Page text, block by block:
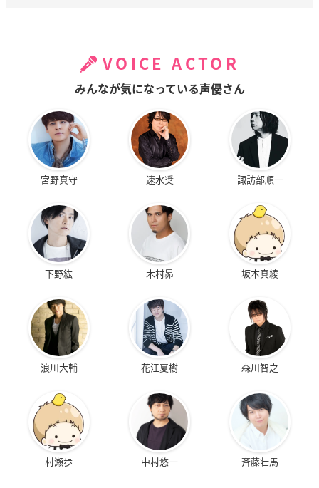
VOICE ACTOR
みんなが気になっている声優さん
宮野真守 速水奨 諏訪部順一
下野紘 木村昴 坂本真綾
浪川大輔 花江夏樹 森川智之
村瀬歩 中村悠一 斉藤壮馬